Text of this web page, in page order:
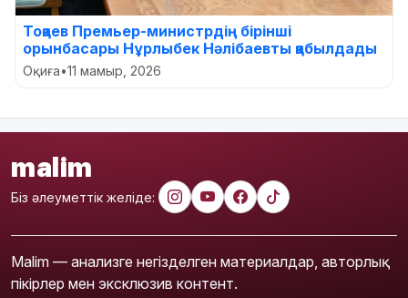
Тоқаев Премьер-министрдің бірінші
орынбасары Нұрлыбек Нәлібаевты қабылдады
Оқиға•11 мамыр, 2026
malim
Біз әлеуметтік желіде:
Malim — анализге негізделген материалдар, авторлық
пікірлер мен эксклюзив контент.